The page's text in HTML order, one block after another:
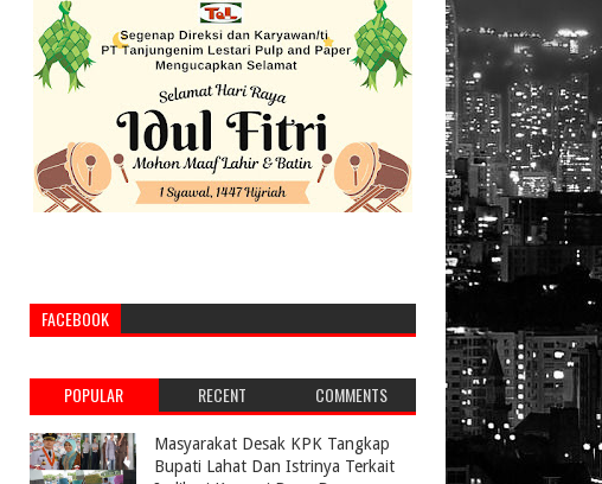
FACEBOOK
POPULAR RECENT COMMENTS
Masyarakat Desak KPK Tangkap
Bupati Lahat Dan Istrinya Terkait